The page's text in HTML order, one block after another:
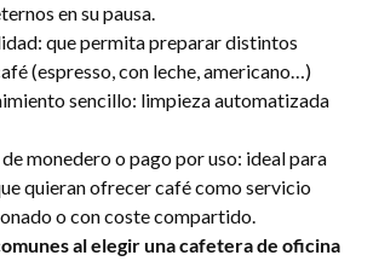
en su pausa.
que permita preparar distintos
(espresso, con leche, americano…)
sencillo: limpieza automatizada
monedero o pago por uso: ideal para
quieran ofrecer café como servicio
o con coste compartido.
al elegir una cafetera de oficina